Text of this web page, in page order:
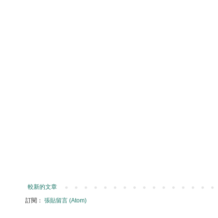
較新的文章
訂閱： 張貼留言 (Atom)